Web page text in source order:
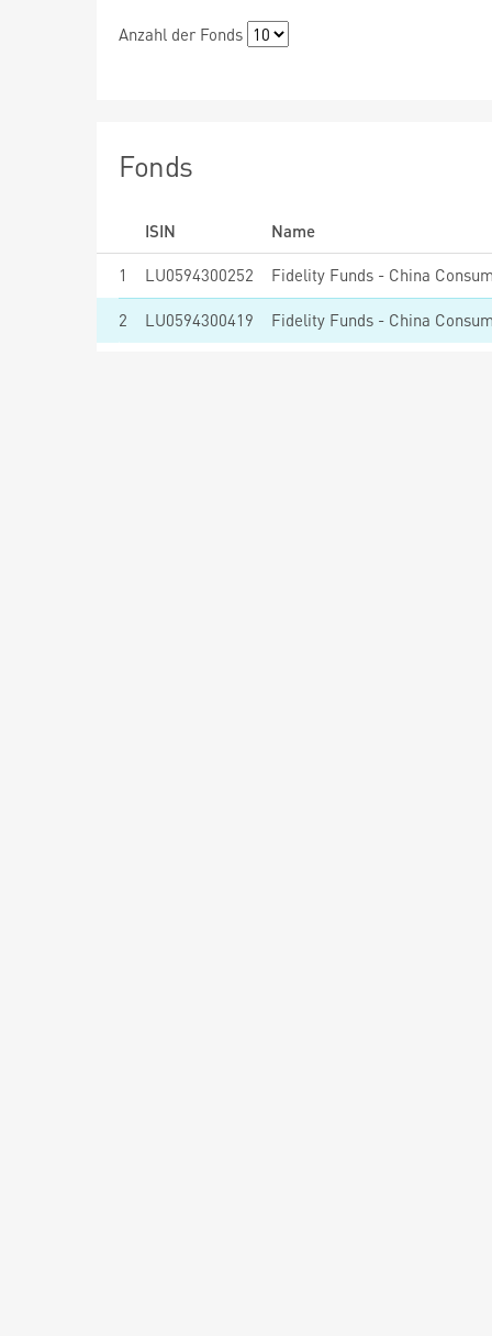
Anzahl der Fonds
Fonds
ISIN
Name
1
LU0594300252 Fidelity Funds - China
2 LU0594300419 Fidelity Funds - China